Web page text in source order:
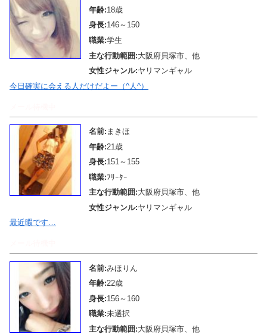
年齢:18歳
身長:146～150
職業:学生
主な行動範囲:大阪府貝塚市、他
女性ジャンル:ヤリマンギャル
今日確実に会える人だけだよー（^人^）
名前: まきほ
年齢:21歳
身長:151～155
職業:ﾌﾘｰﾀｰ
主な行動範囲:大阪府貝塚市、他
女性ジャンル:ヤリマンギャル
最近暇です…
名前:みほりん
年齢:22歳
身長:156～160
職業:未選択
主な行動範囲:大阪府貝塚市、他